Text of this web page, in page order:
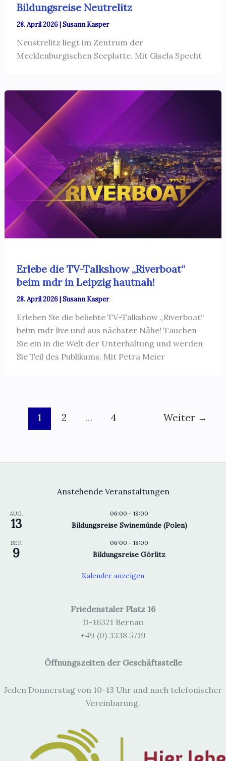
Bildungsreise Neutrelitz
28. April 2026|Susann Kasper
Neustrelitz liegt im Zentrum der
Mecklenburgischen Seeplatte. Mit Gisela Specht
Erlebe die TV-Talkshow „Riverboat“
beim mdr in Leipzig hautnah!
28. April 2026|Susann Kasper
Erleben Sie die beliebte TV-Talkshow „Riverboat“
beim mdr live und aus nächster Nähe! Tauchen
Sie ein in die Welt der Unterhaltung und werden
Sie Teil des Publikums. Mit Petra Meier
1 2 … 4 Weiter →
Anstehende Veranstaltungen
AUG.
13
06:00 - 18:00
Bildungsreise Swinemünde (Polen)
SEP.
9
06:00 - 18:00
Bildungsreise Görlitz
Kalender anzeigen
Friedenstaler Platz 16
D-16321 Bernau
+49 (0) 3338 5719
Öffnungszeiten der Geschäftsstelle
Jeden Donnerstag von 10-13 Uhr und nach telefonischer
Vereinbarung.